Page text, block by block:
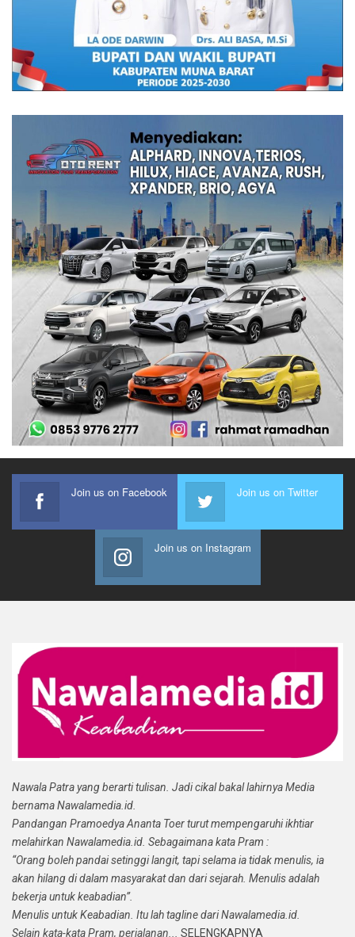
Join us on Facebook Join us on Twitter
Join us on Instagram
Nawala Patra yang berarti tulisan. Jadi cikal bakal lahirnya Media
bernama Nawalamedia.id.
Pandangan Pramoedya Ananta Toer turut mempengaruhi ikhtiar
melahirkan Nawalamedia.id. Sebagaimana kata Pram :
“Orang boleh pandai setinggi langit, tapi selama ia tidak menulis, ia
akan hilang di dalam masyarakat dan dari sejarah. Menulis adalah
bekerja untuk keabadian”.
Menulis untuk Keabadian. Itu lah tagline dari Nawalamedia.id.
Selain kata-kata Pram, perjalanan...
SELENGKAPNYA